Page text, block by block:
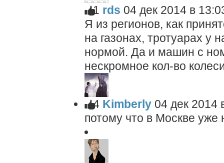
1 rds 04 дек 2014 в
Я из регионов, как
на газонах, тротуарах у
нормой. Да и машин с
нескромное кол-во
4 Kimberly 04 дек 2014
потому что в Москве